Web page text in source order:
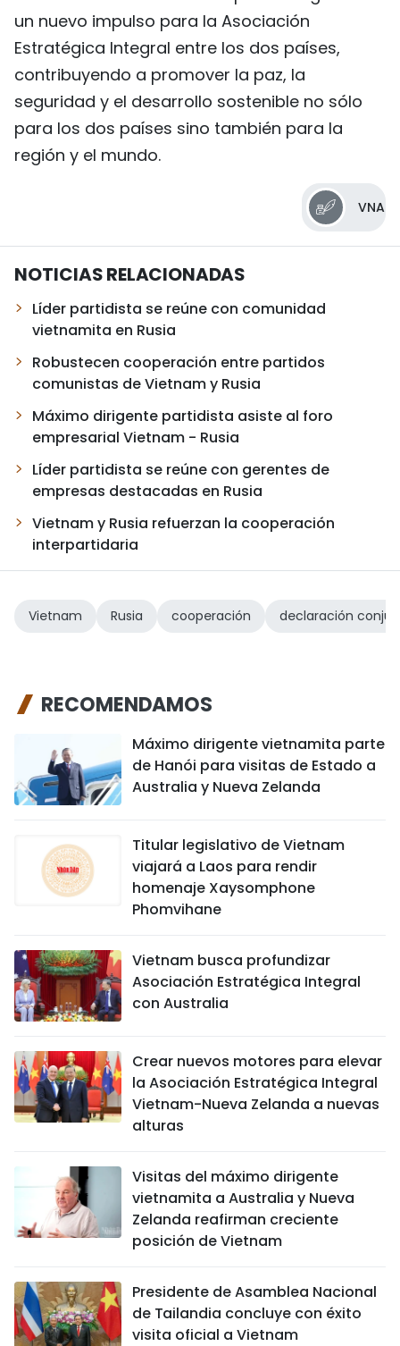
un nuevo impulso para la Asociación
Estratégica Integral entre los dos países,
contribuyendo a promover la paz, la
seguridad y el desarrollo sostenible no sólo
para los dos países sino también para la
región y el mundo.
VNA
NOTICIAS RELACIONADAS
Líder partidista se reúne con comunidad
vietnamita en Rusia
Robustecen cooperación entre partidos
comunistas de Vietnam y Rusia
Máximo dirigente partidista asiste al foro
empresarial Vietnam - Rusia
Líder partidista se reúne con gerentes de
empresas destacadas en Rusia
Vietnam y Rusia refuerzan la cooperación
interpartidaria
Vietnam Rusia cooperación declaración
RECOMENDAMOS
Máximo dirigente vietnamita parte
de Hanói para visitas de Estado a
Australia y Nueva Zelanda
Titular legislativo de Vietnam
viajará a Laos para rendir
homenaje Xaysomphone
Phomvihane
Vietnam busca profundizar
Asociación Estratégica Integral
con Australia
Crear nuevos motores para elevar
la Asociación Estratégica Integral
Vietnam-Nueva Zelanda a nuevas
alturas
Visitas del máximo dirigente
vietnamita a Australia y Nueva
Zelanda reafirman creciente
posición de Vietnam
Presidente de Asamblea Nacional
de Tailandia concluye con éxito
visita oficial a Vietnam